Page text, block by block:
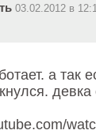
03.02.2012 в
а так